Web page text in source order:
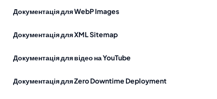
Документація для WebP Images
Документація для XML Sitemap
Документація для відео на YouTube
Документація для Zero Downtime Deployment